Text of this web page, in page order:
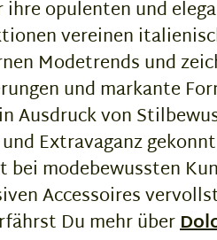
ihre opulenten und
vereinen
Modetrends und
und markante
Ausdruck von
Extravaganz
bei modebewussten
Accessoires
Du mehr über